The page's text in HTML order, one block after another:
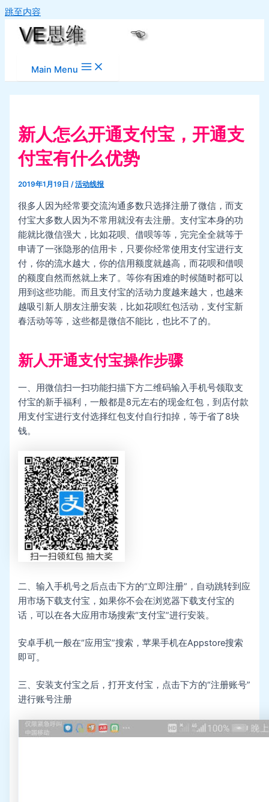
跳至内容
Main Menu
新人怎么开通支付宝，开通支
付宝有什么优势
2019年1月19日/活动线报
很多人因为经常要交流沟通多数只选择注册了微信，而支
付宝大多数人因为不常用就没有去注册。支付宝本身的功
能就比微信强大，比如花呗、借呗等等，完完全全就等于
申请了一张隐形的信用卡，只要你经常使用支付宝进行支
付，你的流水越大，你的信用额度就越高，而花呗和借呗
的额度自然而然就上来了。等你有困难的时候随时都可以
用到这些功能。而且支付宝的活动力度越来越大，也越来
越吸引新人朋友注册安装，比如花呗红包活动，支付宝新
春活动等等，这些都是微信不能比，也比不了的。
新人开通支付宝操作步骤
一、用微信扫一扫功能扫描下方二维码输入手机号领取支
付宝的新手福利，一般都是8元左右的现金红包，到店付款
用支付宝进行支付选择红包支付自行扣掉，等于省了8块
钱。
二、输入手机号之后点击下方的“立即注册”，自动跳转到应
用市场下载支付宝，如果你不会在浏览器下载支付宝的
话，可以在各大应用市场搜索“支付宝”进行安装。
安卓手机一般在“应用宝”搜索，苹果手机在Appstore搜索
即可。
三、安装支付宝之后，打开支付宝，点击下方的“注册账号”
进行账号注册